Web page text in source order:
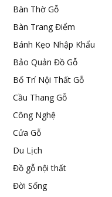
Bàn Thờ Gỗ
Bàn Trang Điểm
Bánh Kẹo Nhập Khẩu
Bảo Quản Đồ Gỗ
Bố Trí Nội Thất Gỗ
Cầu Thang Gỗ
Công Nghệ
Cửa Gỗ
Du Lịch
Đồ gỗ nội thất
Đời Sống